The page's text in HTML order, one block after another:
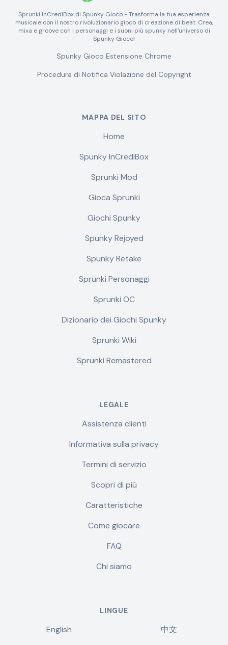
Sprunki InCrediBox di Spunky Gioco - Trasforma la tua esperienza
musicale con il nostro rivoluzionario gioco di creazione di beat. Crea,
mixa e groove con i personaggi e i suoni più spunky nell'universo di
Spunky Gioco!
Spunky Gioco Estensione Chrome
Procedura di Notifica Violazione del Copyright
MAPPA DEL SITO
Home
Spunky InCrediBox
Sprunki Mod
Gioca Sprunki
Giochi Spunky
Spunky Rejoyed
Spunky Retake
Sprunki Personaggi
Sprunki OC
Dizionario dei Giochi Spunky
Sprunki Wiki
Sprunki Remastered
LEGALE
Assistenza clienti
Informativa sulla privacy
Termini di servizio
Scopri di più
Caratteristiche
Come giocare
FAQ
Chi siamo
LINGUE
English
中文